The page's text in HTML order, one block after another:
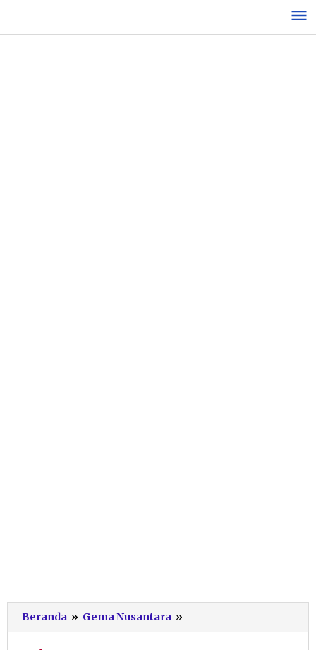
konten
Beranda » Gema Nusantara »
Prasetyo